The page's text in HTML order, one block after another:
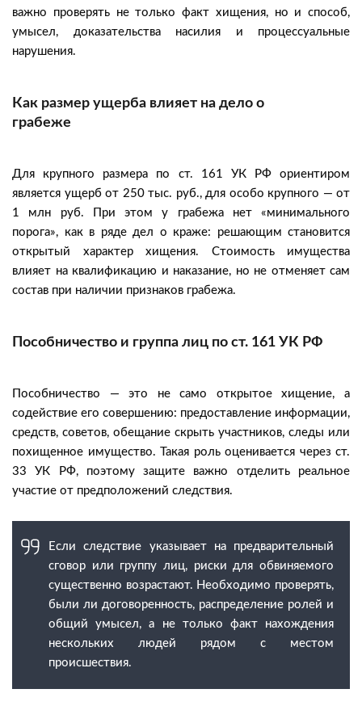
важно проверять не только факт хищения, но и способ,
умысел, доказательства насилия и процессуальные
нарушения.
Как размер ущерба влияет на дело о
грабеже
Для крупного размера по ст. 161 УК РФ ориентиром
является ущерб от 250 тыс. руб., для особо крупного — от
1 млн руб. При этом у грабежа нет «минимального
порога», как в ряде дел о краже: решающим становится
открытый характер хищения. Стоимость имущества
влияет на квалификацию и наказание, но не отменяет сам
состав при наличии признаков грабежа.
Пособничество и группа лиц по ст. 161 УК РФ
Пособничество — это не само открытое хищение, а
содействие его совершению: предоставление информации,
средств, советов, обещание скрыть участников, следы или
похищенное имущество. Такая роль оценивается через ст.
33 УК РФ, поэтому защите важно отделить реальное
участие от предположений следствия.
Если следствие указывает на предварительный
сговор или группу лиц, риски для обвиняемого
существенно возрастают. Необходимо проверять,
были ли договоренность, распределение ролей и
общий умысел, а не только факт нахождения
нескольких людей рядом с местом
происшествия.